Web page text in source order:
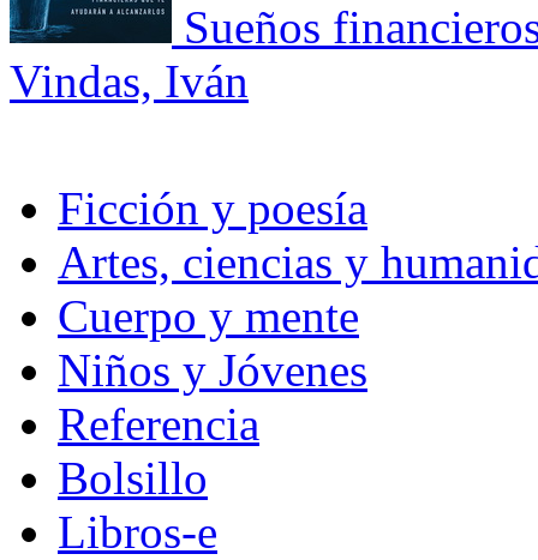
Sueños
Vindas, Iván
Ficción y poesía
Artes, ciencias y
Cuerpo y mente
Niños y Jóvenes
Referencia
Bolsillo
Libros-e